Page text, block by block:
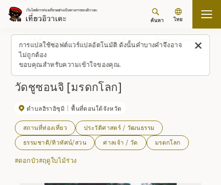
การแปลใช้ซอฟต์แวร์แปลอัตโนมัติ ดังนั้นคำบางคำจึงอาจ
ไม่ถูกต้อง
ขอบคุณสำหรับความเข้าใจของคุณ.
ค้นหา ไทย
กลับขึ้นด้านบน สถานที่/ประสบการณ์ (รายการ)
วัดชูซอนจิ [มรดกโลก]
ตำบลฮิราอิซุมิ พื้นที่ตอนใต้จังหวัด
สถานที่ท่องเที่ยว
ประวัติศาสตร์ / วัฒนธรรม
ธรรมชาติ/ทิวทัศน์/สวน
ศาลเจ้า / วัด มรดกโลก
#ดอกบัว#ฤดูใบไม้ร่วง